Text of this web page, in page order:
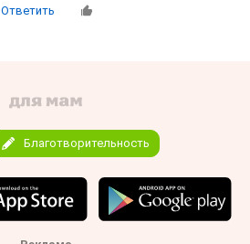
Ответить
Благотворительность